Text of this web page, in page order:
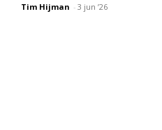
Tim Hijman - 3 jun ’26